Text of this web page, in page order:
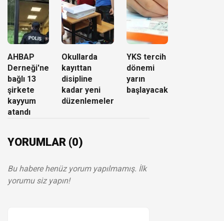
AHBAP
Derneği'ne
bağlı 13
şirkete
kayyum
atandı
Okullarda
kayıttan
disipline
kadar yeni
düzenlemeler
YKS tercih
dönemi
yarın
başlayacak
YORUMLAR (0)
Bu habere henüz yorum yapılmamış. İlk
yorumu siz yapın!